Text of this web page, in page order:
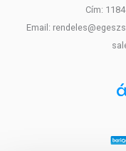
Cím:
Email: